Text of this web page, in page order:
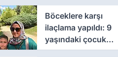
Böceklere karşı
ilaçlama yapıldı: 9
yaşındaki çocuk
öldü, annesi yoğun